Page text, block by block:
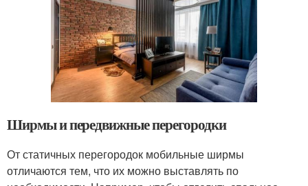
Ширмы и передвижные перегородки
От статичных перегородок мобильные ширмы
отличаются тем, что их можно выставлять по